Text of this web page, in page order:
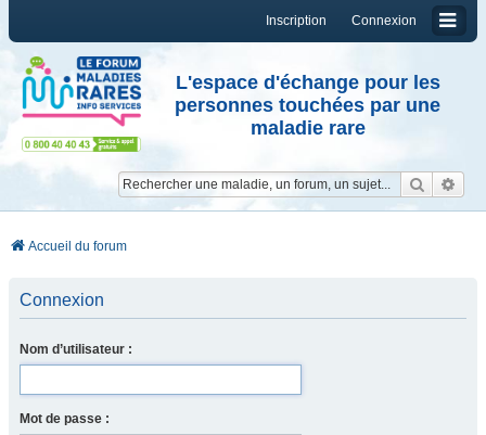
Connexion
Inscription
L'espace d'échange pour les
personnes touchées par une
maladie rare
Accueil du forum
Connexion
Nom d’utilisateur :
Mot de passe :